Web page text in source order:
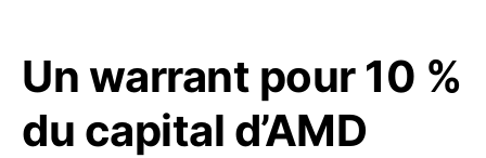
Un warrant pour 10 %
du capital d’AMD